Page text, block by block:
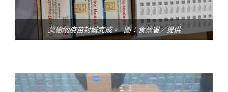
莫德納疫苗封緘完成。 圖：食藥署／提供